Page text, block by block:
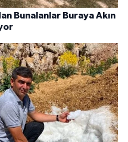
Bunalanlar Buraya Akın